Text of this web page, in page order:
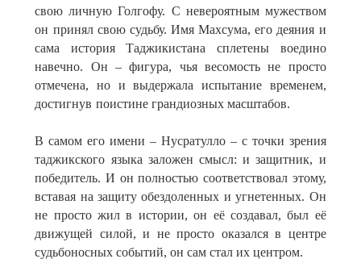
свою личную Голгофу. С невероятным мужеством
он принял свою судьбу. Имя Махсума, его деяния и
сама история Таджикистана сплетены воедино
навечно. Он – фигура, чья весомость не просто
отмечена, но и выдержала испытание временем,
достигнув поистине грандиозных масштабов.
В самом его имени – Нусратулло – с точки зрения
таджикского языка заложен смысл: и защитник, и
победитель. И он полностью соответствовал этому,
вставая на защиту обездоленных и угнетенных. Он
не просто жил в истории, он её создавал, был её
движущей силой, и не просто оказался в центре
судьбоносных событий, он сам стал их центром.